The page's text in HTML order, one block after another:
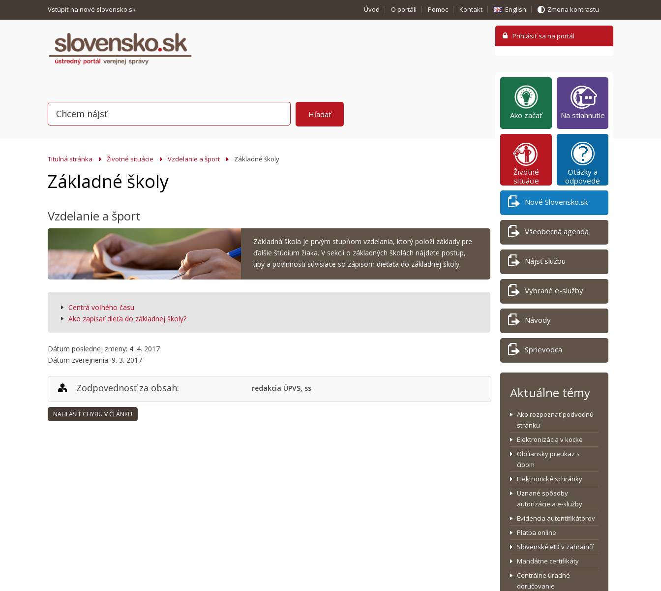
Vstúpiť na nové slovensko.sk Úvod O portáli Pomoc Kontakt English Zmena kontrastu
Titulná stránka Životné situácie Vzdelanie a šport Základné školy
Základné školy
Vzdelanie a šport
Základná škola je prvým stupňom vzdelania, ktorý položí základy pre
ďalšie štúdium žiaka. V sekcii o základných školách nájdete postup,
tipy a povinnosti súvisiace so zápisom dieťaťa do základnej školy.
Centrá voľného času
Ako zapísať dieťa do základnej školy?
Dátum poslednej zmeny: 4. 4. 2017
Dátum zverejnenia: 9. 3. 2017
Zodpovednosť za obsah: redakcia ÚPVS, ss
Ako začať Na stiahnutie
Životné
situácie
Otázky a
odpovede
Nové Slovensko.sk
Všeobecná agenda
Nájsť službu
Vybrané e-služby
Návody
Sprievodca
Aktuálne témy
Ako rozpoznať podvodnú
stránku
Elektronizácia v kocke
Občiansky preukaz s
čipom
Elektronické schránky
Uznané spôsoby
autorizácie a e-služby
Evidencia autentifikátorov
Platba online
Slovenské eID v zahraničí
Mandátne certifikáty
Centrálne úradné
doručovanie